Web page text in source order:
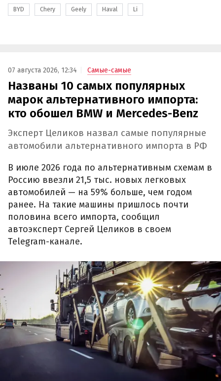
BYD Chery Geely Haval Li
07 августа 2026, 12:34 Самые-самые
Названы 10 самых популярных
марок альтернативного импорта:
кто обошел BMW и Mercedes-Benz
Эксперт Целиков назвал самые популярные
автомобили альтернативного импорта в РФ
В июле 2026 года по альтернативным схемам в
Россию ввезли 21,5 тыс. новых легковых
автомобилей — на 59% больше, чем годом
ранее. На такие машины пришлось почти
половина всего импорта, сообщил
автоэксперт Сергей Целиков в своем
Telegram-канале.